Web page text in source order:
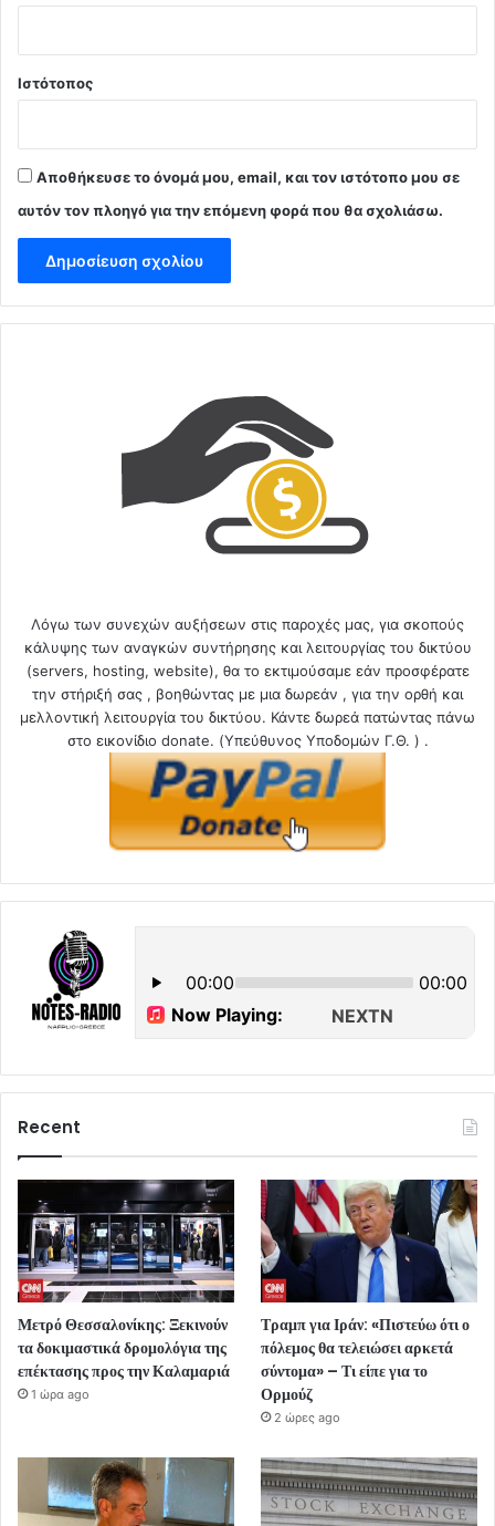
Ιστότοπος
Αποθήκευσε το όνομά μου, email, και τον ιστότοπο μου σε
αυτόν τον πλοηγό για την επόμενη φορά που θα σχολιάσω.
Λόγω των συνεχών αυξήσεων στις παροχές μας, για σκοπούς
κάλυψης των αναγκών συντήρησης και λειτουργίας του δικτύου
(servers, hosting, website), θα το εκτιμούσαμε εάν προσφέρατε
την στήριξή σας , βοηθώντας με μια δωρεάν , για την ορθή και
μελλοντική λειτουργία του δικτύου. Κάντε δωρεά πατώντας πάνω
στο εικονίδιο donate. (Υπεύθυνος Υποδομών Γ.Θ. ) .
Recent
Μετρό Θεσσαλονίκης: Ξεκινούν
τα δοκιμαστικά δρομολόγια της
επέκτασης προς την Καλαμαριά
1 ώρα ago
Τραμπ για Ιράν: «Πιστεύω ότι ο
πόλεμος θα τελειώσει αρκετά
σύντομα» – Τι είπε για το
Ορμούζ
2 ώρες ago